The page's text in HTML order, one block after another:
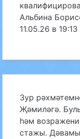
Альбина
11.05.26 в 19:13
Зур
Җәмиләгә.
һәм
стажы.